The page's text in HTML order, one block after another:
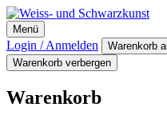
Weiss- und Schwarzkunst
Menü
Login / Anmelden Warenkorb
Warenkorb verbergen
Warenkorb